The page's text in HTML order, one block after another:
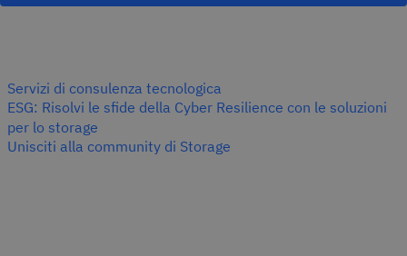
Servizi di consulenza tecnologica
ESG: Risolvi le sfide della Cyber Resilience con le soluzioni
per lo storage
Unisciti alla community di Storage